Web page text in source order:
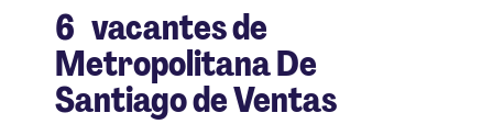
6 vacantes de
Metropolitana De
Santiago de Ventas